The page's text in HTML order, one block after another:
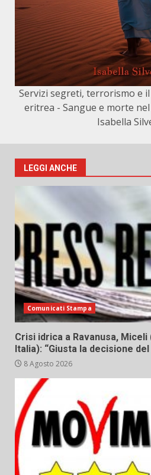
Servizi segreti, terrorismo e
eritrea - Sangue e morte
Isabella
LEGGI ANCHE
Comunicati Stampa
Crisi idrica a Ravanusa,
Italia): “Giusta la decisione
8 Agosto 2026